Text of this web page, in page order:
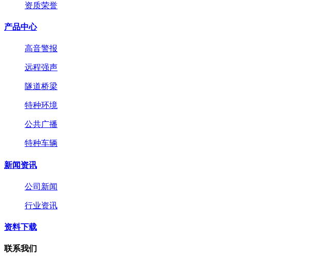
资质荣誉
产品中心
高音警报
远程强声
隧道桥梁
特种环境
公共广播
特种车辆
新闻资讯
公司新闻
行业资讯
资料下载
联系我们